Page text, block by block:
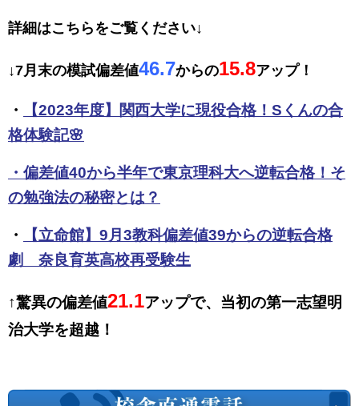
詳細はこちらをご覧ください↓
↓7月末の模試偏差値46.7からの15.8アップ！
・
【2023年度】関西大学に現役合格！Sくんの合
格体験記🌸
・ 偏差値40から半年で東京理科大へ逆転合格！そ
の勉強法の秘密とは？
・
【立命館】9月3教科偏差値39からの逆転合格
劇 奈良育英高校再受験生
↑驚異の偏差値21.1アップで、当初の第一志望明
治大学を超越！